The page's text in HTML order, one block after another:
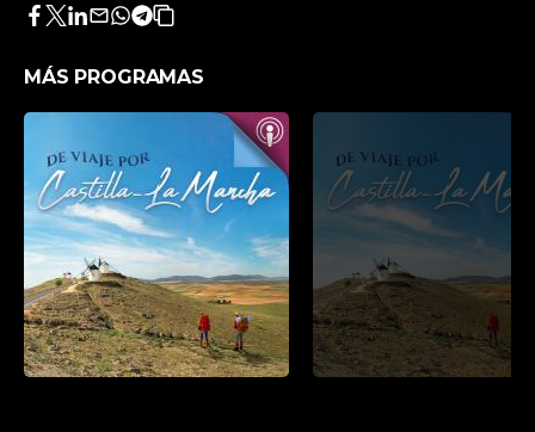
Facebook
Twitter
LinkedIn
Enviar
Whatsapp
Telegram
Copiar
artículo
MÁS PROGRAMAS